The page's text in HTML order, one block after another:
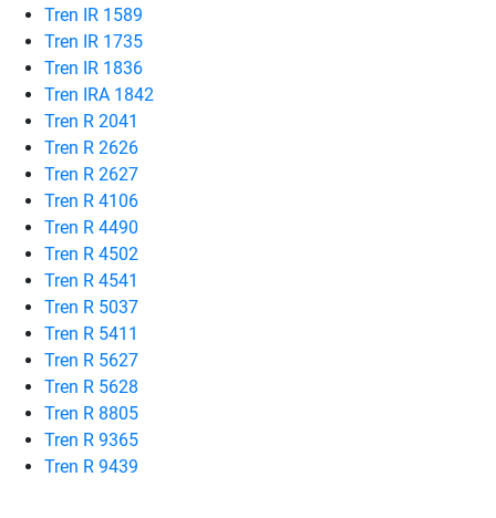
Tren IR 1589
Tren IR 1735
Tren IR 1836
Tren IRA 1842
Tren R 2041
Tren R 2626
Tren R 2627
Tren R 4106
Tren R 4490
Tren R 4502
Tren R 4541
Tren R 5037
Tren R 5411
Tren R 5627
Tren R 5628
Tren R 8805
Tren R 9365
Tren R 9439